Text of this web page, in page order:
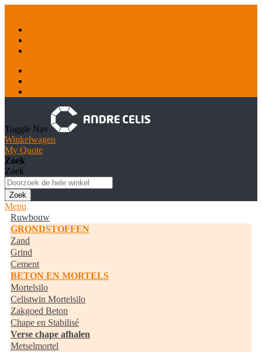
Toggle Nav
Winkelwagen
My Quote
Zoek
Zoek
Zoek
Menu
Ruwbouw
GRONDSTOFFEN
Zand
Grind
Cement
BETON EN MORTELS
Mortelsilo
Celistwin Mortelsilo
Zakgoed Beton
Chape en Stabilisé
Verse chape afhalen
Metselmortel